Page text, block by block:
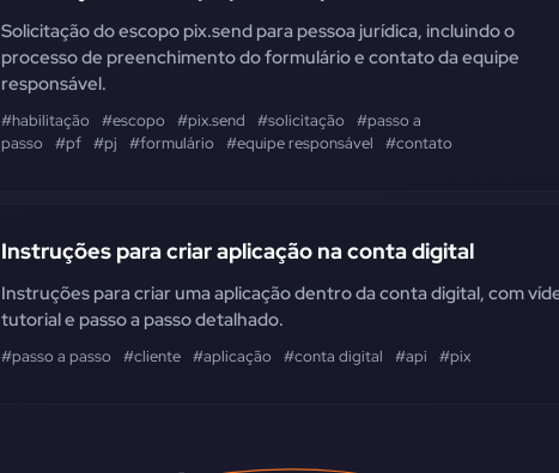
Solicitação do escopo pix.send para pessoa jurídica, incluindo o
processo de preenchimento do formulário e contato da equipe
responsável.
#habilitação #escopo #pix.send #solicitação
#passo a
passo
#pf #pj #formulário #equipe responsável #contato
Instruções para criar aplicação na conta digital
Instruções para criar uma aplicação dentro da conta digital, com
tutorial e passo a passo detalhado.
#passo a passo #cliente #aplicação #conta digital #api #pix